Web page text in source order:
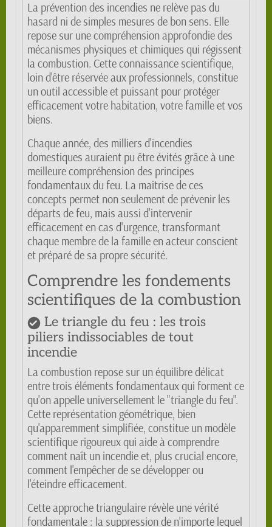
La prévention des incendies ne relève pas du
hasard ni de simples mesures de bon sens. Elle
repose sur une compréhension approfondie des
mécanismes physiques et chimiques qui régissent
la combustion. Cette connaissance scientifique,
loin d'être réservée aux professionnels, constitue
un outil accessible et puissant pour protéger
efficacement votre habitation, votre famille et vos
biens.
Chaque année, des milliers d'incendies
domestiques auraient pu être évités grâce à une
meilleure compréhension des principes
fondamentaux du feu. La maîtrise de ces
concepts permet non seulement de prévenir les
départs de feu, mais aussi d'intervenir
efficacement en cas d'urgence, transformant
chaque membre de la famille en acteur conscient
et préparé de sa propre sécurité.
Comprendre les fondements
scientifiques de la combustion
Le triangle du feu : les trois
piliers indissociables de tout
incendie
La combustion repose sur un équilibre délicat
entre trois éléments fondamentaux qui forment ce
qu'on appelle universellement le "triangle du feu".
Cette représentation géométrique, bien
qu'apparemment simplifiée, constitue un modèle
scientifique rigoureux qui aide à comprendre
comment naît un incendie et, plus crucial encore,
comment l'empêcher de se développer ou
l'éteindre efficacement.
Cette approche triangulaire révèle une vérité
fondamentale : la suppression de n'importe lequel